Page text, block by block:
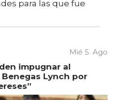
para las que fue
Mié 5. Ago
impugnar al
Lynch por